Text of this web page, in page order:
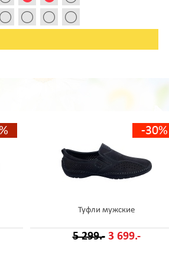
-30%
Туфли мужские
5 299.- 3 699.-